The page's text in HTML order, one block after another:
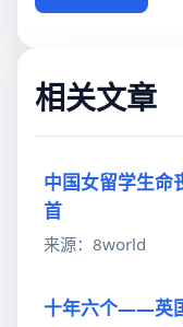
相关文章
中国女留学生命
首
来源：8world
十年六个——英